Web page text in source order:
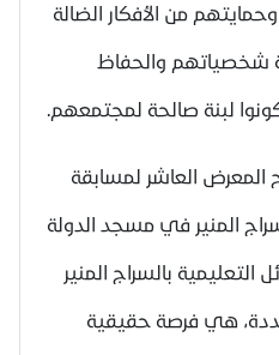
وحمايتهم من الأفكار الضالة
شخصياتهم والحفاظ
لبنة صالحة لمجتمعهم.
المعرض العاشر لمسابقة
المنير في مسجد الدولة
التعليمية بالسراج المنير
هي فرصة حقيقية